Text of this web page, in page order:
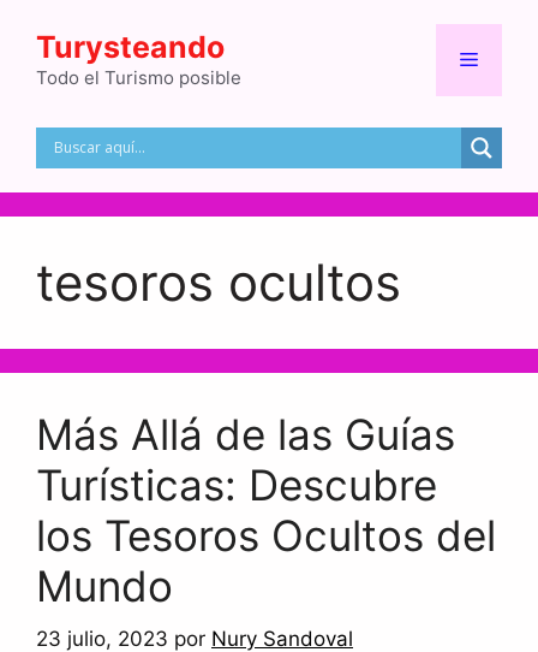
contenido
Turysteando
Todo el Turismo posible
Menú
tesoros ocultos
Más Allá de las Guías
Turísticas: Descubre
los Tesoros Ocultos del
Mundo
23 julio, 2023 por Nury Sandoval